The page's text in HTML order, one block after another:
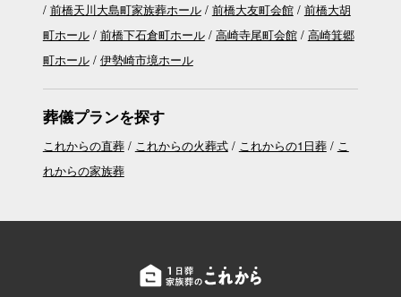
前橋天川大島町家族葬ホール
前橋大友町会館
前橋大胡
町ホール
前橋下石倉町ホール 高崎寺尾町会館
高崎箕郷
町ホール
伊勢崎市境ホール
葬儀プランを探す
これからの直葬 これからの火葬式 これからの1日葬
こ
れからの家族葬